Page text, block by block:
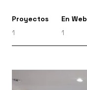
Proyectos
1
En Web
1